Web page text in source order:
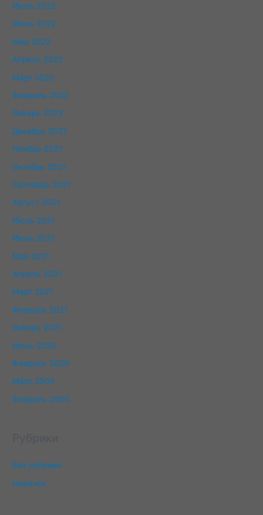
Июль 2022
Июнь 2022
Май 2022
Апрель 2022
Март 2022
Февраль 2022
Январь 2022
Декабрь 2021
Ноябрь 2021
Октябрь 2021
Сентябрь 2021
Август 2021
Июль 2021
Июнь 2021
Май 2021
Апрель 2021
Март 2021
Февраль 2021
Январь 2021
Июнь 2020
Февраль 2020
Март 2000
Февраль 2000
Без рубрики
Новичок